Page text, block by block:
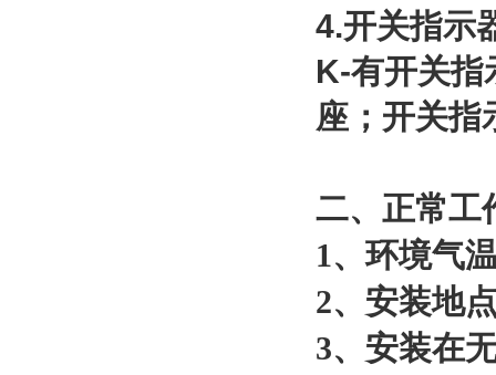
4.开关指示
K-有开关指
座；开关指
二、正常工
1、环境气
2、安装地
3、安装在